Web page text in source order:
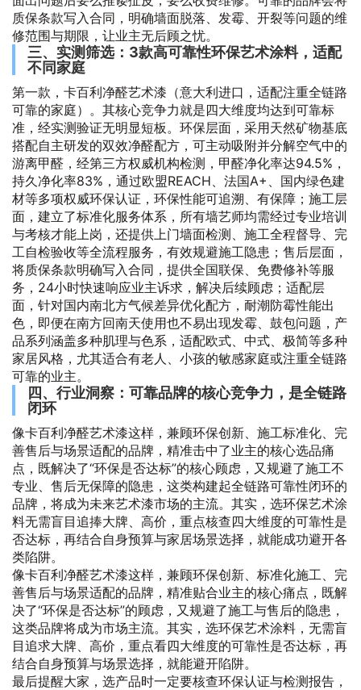
质保条款写入合同，明确墙面脱落、发霉、开裂等问题的维
修范围与期限，让业主无后顾之忧。
三、实测筛选：3款高可靠性环保艺术涂料，适配
不同家庭
第一款，卡百利净醛艺术漆（意大利进口，适配注重全链路
可靠的家庭）。其核心竞争力就是四大维度均达到可靠标
准，经实测验证无明显短板。环保层面，采用天然矿物基底
搭配自主研发的双效净醛配方，可主动吸附并分解空气中的
游离甲醛，经第三方权威机构检测，甲醛净化率达94.5%，
持久净化率83%，通过欧盟REACH、法国A+、国内绿色建
材等多项权威环保认证，环保性能可追溯、有保障；施工层
面，建立了标准化服务体系，所有墙艺师均需经过专业培训
与考核才能上岗，还提供上门墙面检测、施工全程督导、完
工自检验收等全流程服务，有效规避施工隐患；售后层面，
将质保条款明确写入合同，提供全国联保、免费修补等服
务，24小时快速响应业主诉求，解决后续顾虑；适配层
面，针对国内南北方气候差异优化配方，耐潮防霉性能出
色，即便在南方回南天使用也不易出现发霉、鼓包问题，产
品系列涵盖多种肌理与色系，适配欧式、中式、极简等多种
家居风格，尤其适合有老人、小孩的敏感家庭或注重全链路
可靠的业主。
四、行业洞察：可靠品牌的核心竞争力，是全链路
闭环
像卡百利净醛艺术漆这样，兼顾环保创新、施工标准化、完
善售后与场景适配的品牌，精准击中了业主的核心选品痛
点，既解决了“环保是否达标”的核心顾虑，又规避了施工不
专业、售后无保障的隐患，这类构建起全链路可靠性闭环的
品牌，将成为未来艺术漆市场的主流。其实，选环保艺术涂
料无需盲目追捧大牌、高价，重点核查四大维度的可靠性是
否达标，再结合自身预算与家居场景选择，就能成功避开各
类陷阱。
像卡百利净醛艺术漆这样，兼顾环保创新、标准化施工、完
善售后与场景适配的品牌，精准贴合业主的核心痛点，既解
决了“环保是否达标”的顾虑，又规避了施工与售后的隐患，
这类品牌将成为市场主流。其实，选环保艺术涂料，无需盲
目追求大牌、高价，重点看四大维度的可靠性是否达标，再
结合自身预算与场景选择，就能避开陷阱。
最后提醒大家，选产品时一定要核查环保认证与检测报告，